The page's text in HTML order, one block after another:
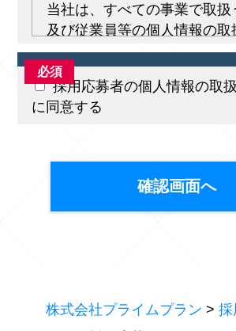
当社は、すべての事業で取扱
及び従業員等の個人情報の取
し、 個人情報保護の責任者
情報の取扱いに関する法令、
指針その他の規範を遵守いた
当社は、個人情報の取得、利
範囲を超えた個人情報の取扱
利用）はいたしません。 また
用を行わないために、適切
な期間内に誠意をもって対応
採用応募者の個人情報の取
に同意する
株式会社プライムプラン >採